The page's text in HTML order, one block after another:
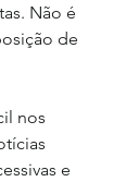
Não é
de
nos
e